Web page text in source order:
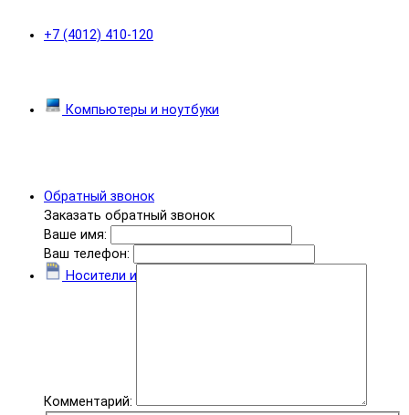
+7 (4012) 410-120
Обратный звонок
Заказать обратный звонок
Ваше имя:
Ваш телефон:
Комментарий:
Компьютеры и ноутбуки
Носители информации